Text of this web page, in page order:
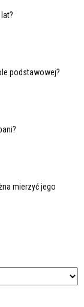
podstawowej?
mierzyć jego